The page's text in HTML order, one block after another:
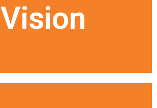
Vision
Vision